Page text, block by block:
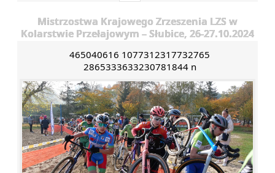
Mistrzostwa Krajowego Zrzeszenia LZS w
Kolarstwie Przełajowym – Słubice, 26-27.10.2024
465040616 1077312317732765
2865333633230781844 n